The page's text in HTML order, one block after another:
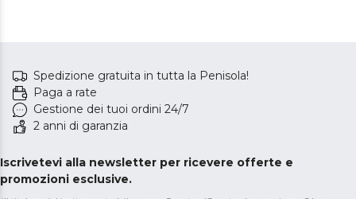
Spedizione gratuita in tutta la Penisola!
Paga a rate
Gestione dei tuoi ordini 24/7
2 anni di garanzia
Iscrivetevi alla newsletter per ricevere offerte e
promozioni esclusive.